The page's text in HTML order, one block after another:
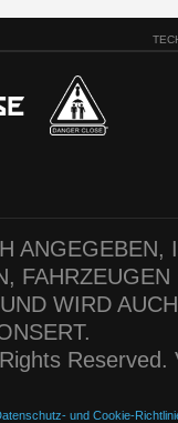
WIRD
und Cookie-